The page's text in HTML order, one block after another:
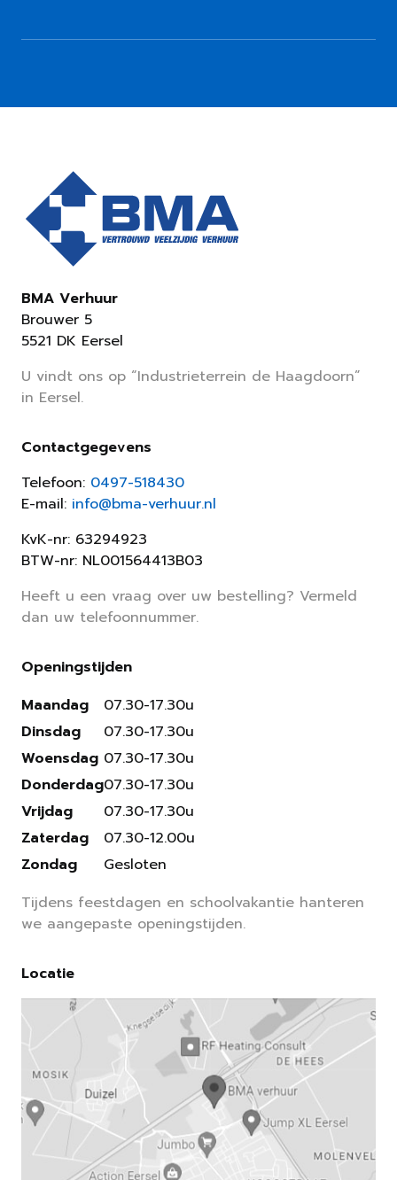
BMA Verhuur
Brouwer 5
5521 DK Eersel
U vindt ons op “Industrieterrein de Haagdoorn”
in Eersel.
Contactgegevens
Telefoon: 0497-518430
E-mail: info@bma-verhuur.nl
KvK-nr: 63294923
BTW-nr: NL001564413B03
Heeft u een vraag over uw bestelling? Vermeld
dan uw telefoonnummer.
Openingstijden
Maandag
Dinsdag
Woensdag
Donderdag
Vrijdag
Zaterdag
Zondag
07.30-17.30u
07.30-17.30u
07.30-17.30u
07.30-17.30u
07.30-17.30u
07.30-12.00u
Gesloten
Tijdens feestdagen en schoolvakantie hanteren
we aangepaste openingstijden.
Locatie